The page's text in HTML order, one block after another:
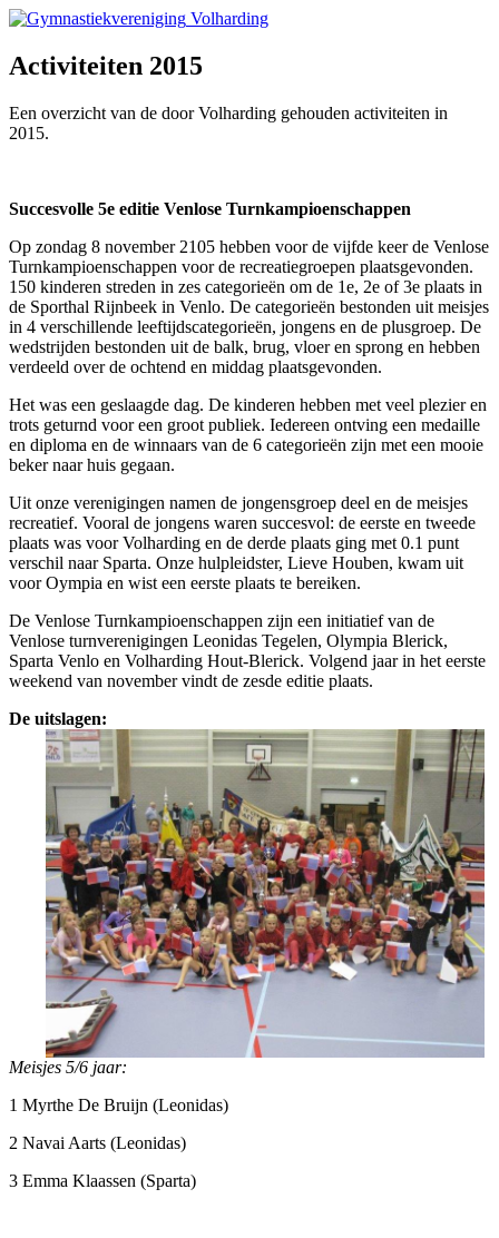
Volharding
Activiteiten 2015
Een overzicht van de door Volharding gehouden activiteiten in
2015.
Succesvolle 5e editie Venlose Turnkampioenschappen
Op zondag 8 november 2105 hebben voor de vijfde keer de Venlose
Turnkampioenschappen voor de recreatiegroepen plaatsgevonden.
150 kinderen streden in zes categorieën om de 1e, 2e of 3e plaats in
de Sporthal Rijnbeek in Venlo. De categorieën bestonden uit meisjes
in 4 verschillende leeftijdscategorieën, jongens en de plusgroep. De
wedstrijden bestonden uit de balk, brug, vloer en sprong en hebben
verdeeld over de ochtend en middag plaatsgevonden.
Het was een geslaagde dag. De kinderen hebben met veel plezier en
trots geturnd voor een groot publiek. Iedereen ontving een medaille
en diploma en de winnaars van de 6 categorieën zijn met een mooie
beker naar huis gegaan.
Uit onze verenigingen namen de jongensgroep deel en de meisjes
recreatief. Vooral de jongens waren succesvol: de eerste en tweede
plaats was voor Volharding en de derde plaats ging met 0.1 punt
verschil naar Sparta. Onze hulpleidster, Lieve Houben, kwam uit
voor Oympia en wist een eerste plaats te bereiken.
De Venlose Turnkampioenschappen zijn een initiatief van de
Venlose turnverenigingen Leonidas Tegelen, Olympia Blerick,
Sparta Venlo en Volharding Hout-Blerick. Volgend jaar in het eerste
weekend van november vindt de zesde editie plaats.
De uitslagen:
Meisjes 5/6 jaar:
1 Myrthe De Bruijn (Leonidas)
2 Navai Aarts (Leonidas)
3 Emma Klaassen (Sparta)